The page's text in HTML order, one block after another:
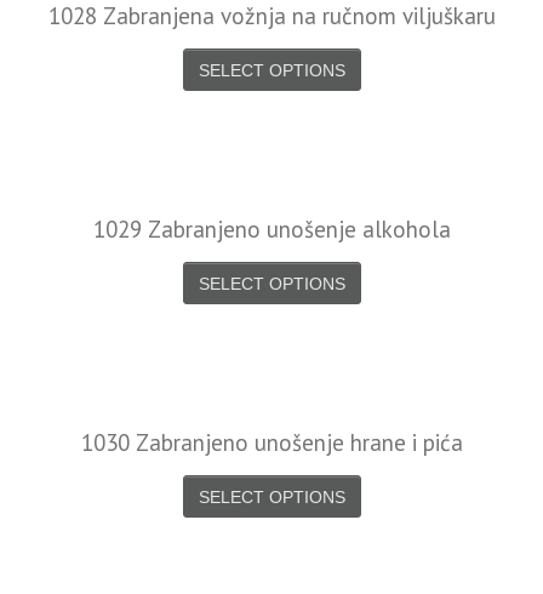
1028 Zabranjena vožnja na ručnom viljuškaru
SELECT OPTIONS
1029 Zabranjeno unošenje alkohola
SELECT OPTIONS
1030 Zabranjeno unošenje hrane i pića
SELECT OPTIONS